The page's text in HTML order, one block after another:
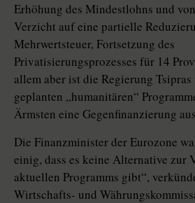
Erhöhung des Mindestlohns und
Verzicht auf eine partielle
Mehrwertsteuer, Fortsetzung des
Privatisierungsprozesses für 14
allem aber ist die Regierung
geplanten „humanitären“
Ärmsten eine Gegenfinanzierung
Die Finanzminister der Eurozone
einig, dass es keine Alternative zur
aktuellen Programms gibt“,
Wirtschafts- und